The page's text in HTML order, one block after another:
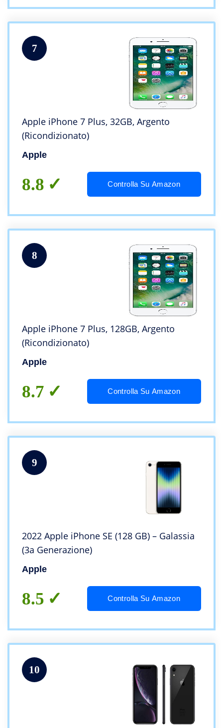
7
Apple iPhone 7 Plus, 32GB, Argento
(Ricondizionato)
Apple
8.8 Controlla Su Amazon
8
Apple iPhone 7 Plus, 128GB, Argento
(Ricondizionato)
Apple
8.7 Controlla Su Amazon
9
2022 Apple iPhone SE (128 GB) – Galassia
(3a Generazione)
Apple
8.5 Controlla Su Amazon
10